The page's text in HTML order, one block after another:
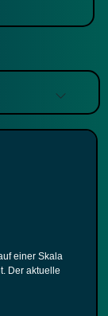
einer Skala
Der aktuelle